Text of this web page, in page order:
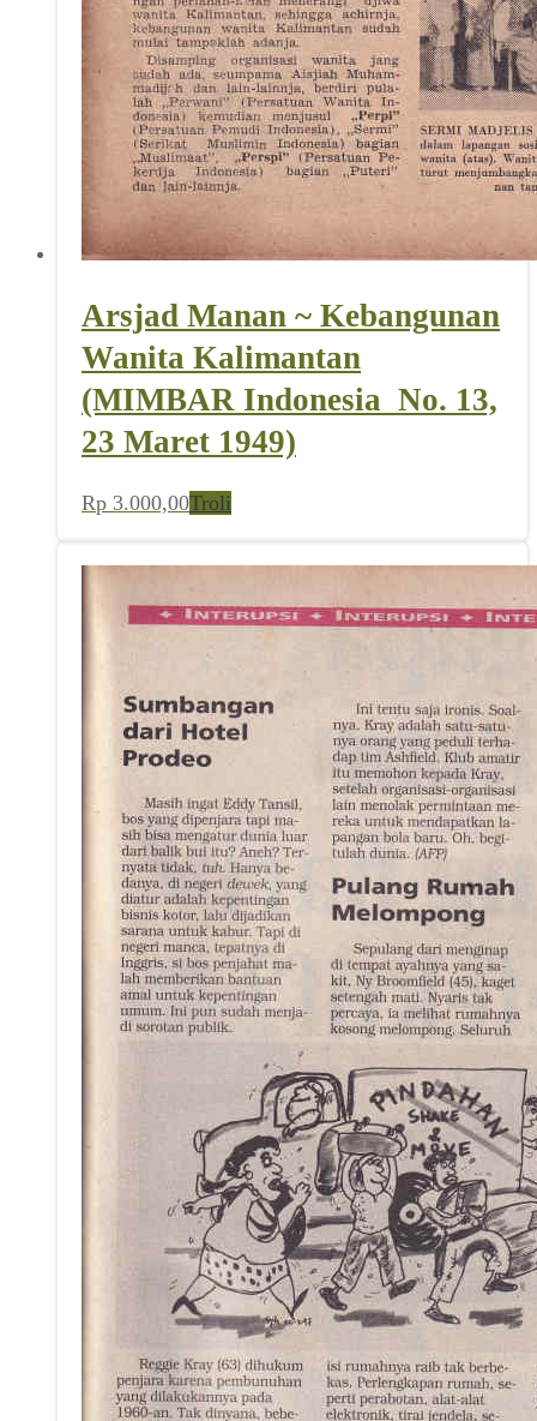
Arsjad Manan ~ Kebangunan
Wanita Kalimantan
(MIMBAR Indonesia_No. 13,
23 Maret 1949)
Rp 3.000,00Troli